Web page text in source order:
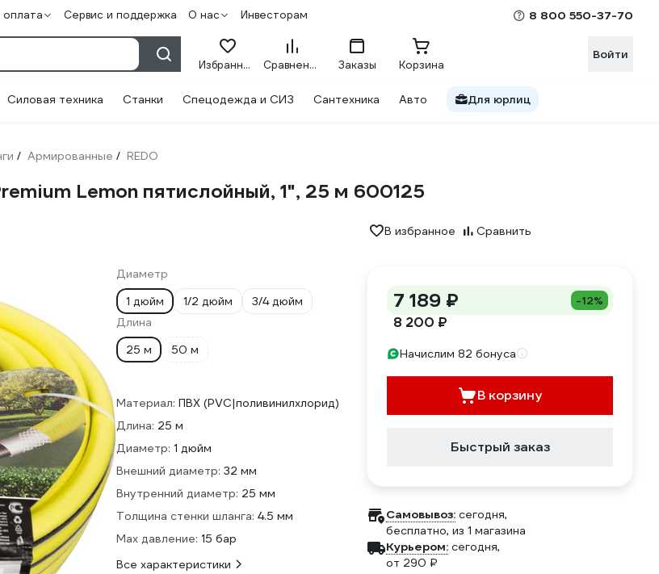
Сервис и поддержка О нас Инвесторам 8 800 550-37-70
Избранное Сравнение Заказы Корзина
Войти
Силовая техника Станки Спецодежда и СИЗ Сантехника Авто Для юрлиц
/ Армированные / REDO
Lemon пятислойный, 1", 25 м 600125
В избранное Сравнить
Диаметр
1 дюйм
1/2 дюйм
3/4 дюйм
Длина
25 м
50 м
Материал: ПВХ (PVC|поливинилхлорид)
Длина: 25 м
Диаметр: 1 дюйм
Внешний диаметр: 32 мм
Внутренний диаметр: 25 мм
Толщина стенки шланга: 4.5 мм
Max давление: 15 бар
Все характеристики
7 189 ₽ -12%
8 200 ₽
Начислим 82 бонуса
В корзину
Быстрый заказ
Самовывоз: сегодня,
бесплатно, из 1 магазина
Курьером: сегодня,
от 290 ₽